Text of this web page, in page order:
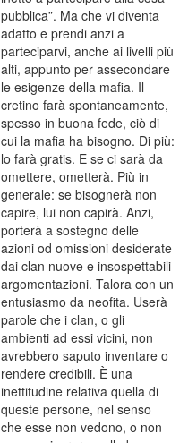
pubblica”. Ma che vi diventa
adatto e prendi anzi a
parteciparvi, anche ai livelli più
alti, appunto per assecondare
le esigenze della mafia. Il
cretino farà spontaneamente,
spesso in buona fede, ciò di
cui la mafia ha bisogno. Di più:
lo farà gratis. E se ci sarà da
omettere, ometterà. Più in
generale: se bisognerà non
capire, lui non capirà. Anzi,
porterà a sostegno delle
azioni od omissioni desiderate
dai clan nuove e insospettabili
argomentazioni. Talora con un
entusiasmo da neofita. Userà
parole che i clan, o gli
ambienti ad essi vicini, non
avrebbero saputo inventare o
rendere credibili. È una
inettitudine relativa quella di
queste persone, nel senso
che esse non vedono, o non